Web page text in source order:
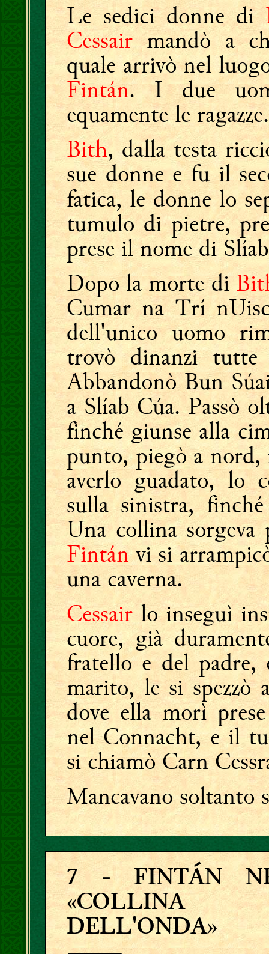
Le sedici donne di
Cessairmandò a
quale arrivò nel
Fintán. I due
equamente le ragazze.
Bith, dalla testa
sue donne e fu il
fatica, le donne lo
tumulo di pietre,
prese il nome di
Dopo la morte di
Cumar na Trí
dell'unico uomo
trovò dinanzi tutte
Abbandonò Bun
a Slíab Cúa. Passò
finché giunse alla
punto, piegò a nord,
averlo guadato, lo
sulla sinistra,
Una collina
Fintánvi si
una caverna.
Cessairlo inseguì
cuore, già
fratello e del
marito, le si
dove ella morì
nel Connacht, e il
si chiamò Carn
Mancavano
7- FINTÁN
«COLLINA
DELL'ONDA»